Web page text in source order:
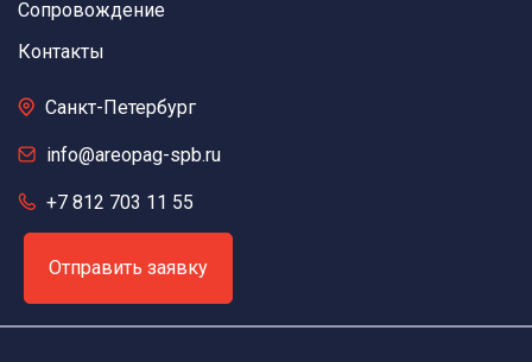
Сопровождение
Контакты
Санкт-Петербург
info@areopag-spb.ru
+7 812 703 11 55
Отправить заявку